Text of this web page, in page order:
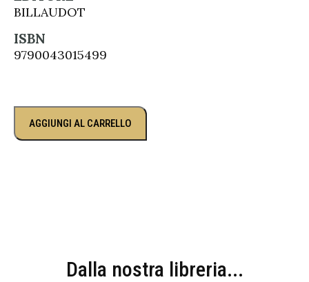
BILLAUDOT
ISBN
9790043015499
AGGIUNGI AL CARRELLO
Dalla nostra libreria...